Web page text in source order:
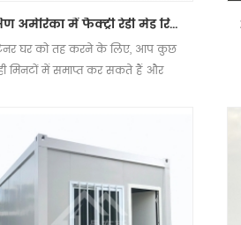
दक्षिण अमेरिका में फैक्ट्री रेडी मेड रिमूवेबल फोल्डिंग कंटेनर हाउस
घर को तह करने के लिए, आप कुछ
मिनटों में समाप्त कर सकते हैं और